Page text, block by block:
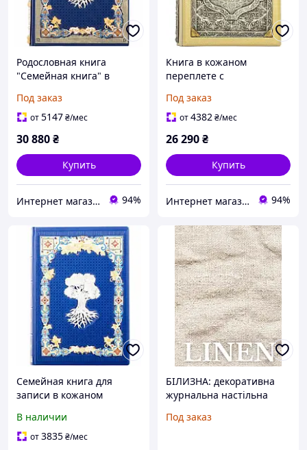
Родословная книга
"Семейная книга" в
декоративными
накладками на
Под заказ
от5147₴/мес
30 880₴
Купить
Интернет магазин "Grifons" 94%
Книга в кожаном
переплете с
оформлением "Семейная
книга"
Под заказ
от4382₴/мес
26 290₴
Купить
Интернет магазин "Grifons" 94%
Семейная книга для
записи в кожаном
декоративными
накладками на
В наличии
от3835₴/мес
БІЛИЗНА: декоративна
журнальна настільна
натуральною текстурою
Под заказ